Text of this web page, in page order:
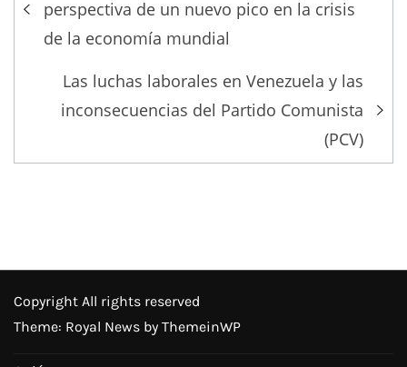
perspectiva de un nuevo pico en la crisis
de la economía mundial
Las luchas laborales en Venezuela y las
inconsecuencias del Partido Comunista
(PCV)
Copyright All rights reserved
Theme: Royal News by ThemeinWP